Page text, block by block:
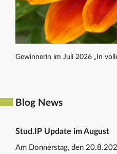
Gewinnerin im Juli 2026 „In
Blog News
Stud.IP Update im August
Am Donnerstag, den